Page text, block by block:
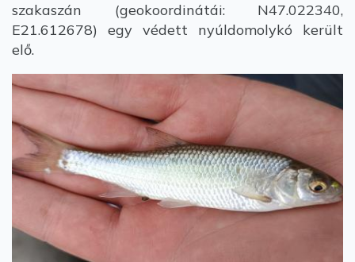
szakaszán (geokoordinátái: N47.022340,
E21.612678) egy védett nyúldomolykó került
elő.